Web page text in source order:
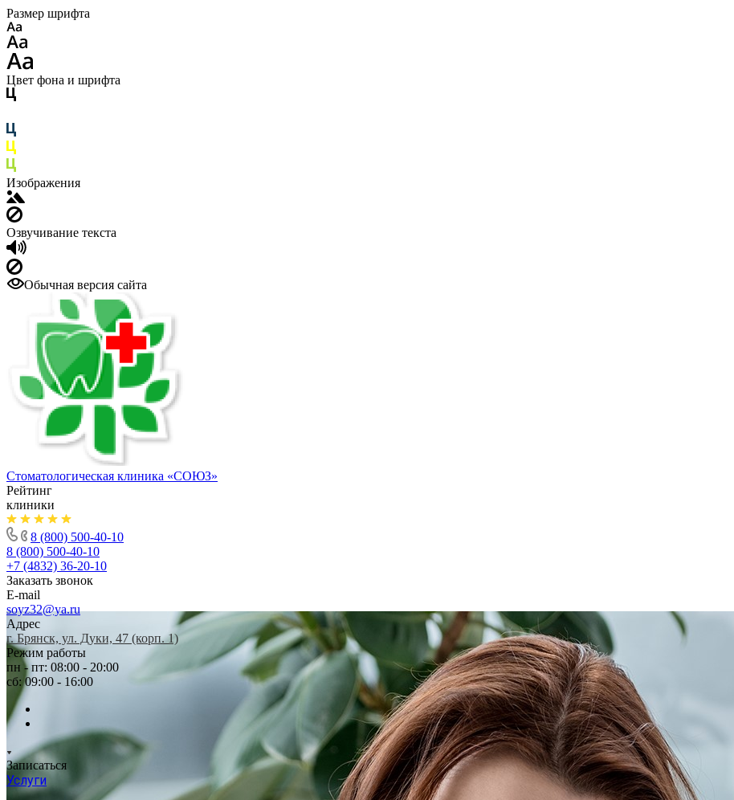
Размер шрифта
Цвет фона и шрифта
Изображения
Озвучивание текста
Обычная версия сайта
Стоматологическая клиника «СОЮЗ»
Рейтинг
клиники
8 (800) 500-40-10
8 (800) 500-40-10
+7 (4832) 36-20-10
Заказать звонок
E-mail
soyz32@ya.ru
Адрес
г. Брянск, ул. Дуки, 47 (корп. 1)
Режим работы
пн - пт: 08:00 - 20:00
сб: 09:00 - 16:00
Записаться
Услуги